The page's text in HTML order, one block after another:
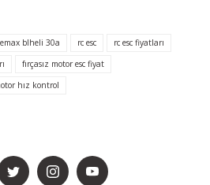
emax blheli 30a rc esc
rc esc fiyatları
fırçasız motor esc fiyat
hız kontrol